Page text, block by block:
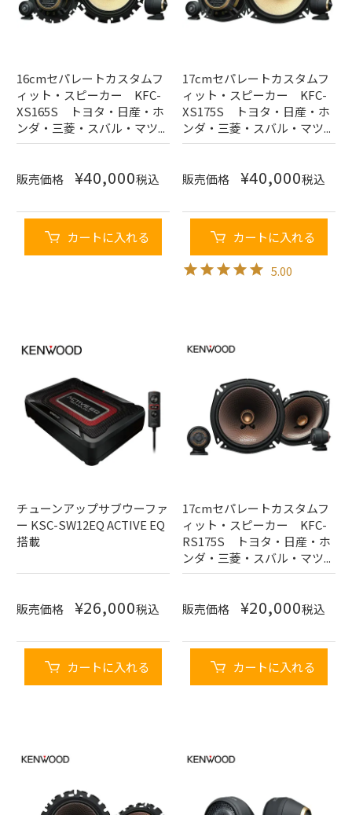
16cmセパレートカスタムフ
ィット・スピーカー KFC-
XS165S トヨタ・日産・ホ
ンダ・三菱・スバル・マツ...
販売価格 ¥40,000税込
カートに入れる
17cmセパレートカスタムフ
ィット・スピーカー KFC-
XS175S トヨタ・日産・ホ
ンダ・三菱・スバル・マツ...
販売価格 ¥40,000税込
カートに入れる
5.00
チューンアップサブウーファ
ー KSC-SW12EQ ACTIVE EQ
搭載
販売価格 ¥26,000税込
カートに入れる
17cmセパレートカスタムフ
ィット・スピーカー KFC-
RS175S トヨタ・日産・ホ
ンダ・三菱・スバル・マツ...
販売価格 ¥20,000税込
カートに入れる